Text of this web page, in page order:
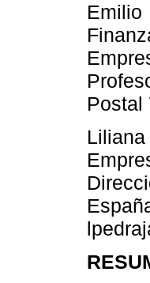
Postal